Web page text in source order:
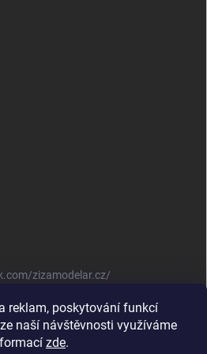
reklam, poskytování funkcí
naší návštěvnosti využíváme
zde.
zizamodelar.cz/